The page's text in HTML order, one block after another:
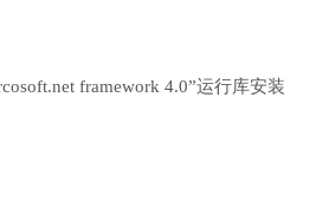
framework 4.0”运行库安装